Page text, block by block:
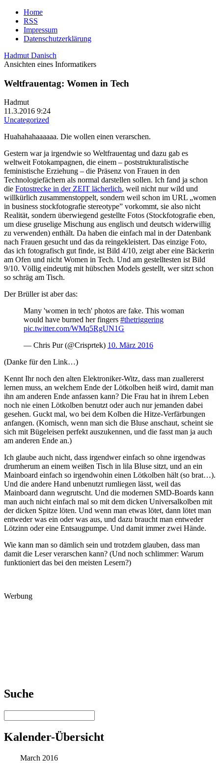
Home
RSS
Impressum
Datenschutzerklärung
Hadmut Danisch
Ansichten eines Informatikers
Weltfrauentag: Women in Tech
Hadmut
11.3.2016 9:24
Uncategorized
Huahahahaaaaaa. Die wollen einen verarschen.
Gestern war ja irgendwie so Weltfrauentag und dazu gab es
weltweit Fotokampagnen, die einem – poststrukturalistische
feministische Erziehung – die Präsenz von Frauen in den
Technologiefächern als normal darstellen sollen. Ich fand ja schon
die Fotostrecke in der ZEIT lächerlich, weil nicht nur wild und
willkürlich zusammenstoppelt, sondern weil schon im URL „women
in business stockfotografie stereotype” vorkommt, sie also nicht
Realität, sondern überwiegend gestellte Fotos (Stockfotografie eben,
um diese gruselige Mischung aus englisch und deutsch widerwillig
zu verwenden) enthält. Da haben die einfach mal in der Datenbank
nach Frauen gesucht und das da reingekleistert. Das einzige Foto,
das ich fotografisch gut finde, ist Bild 4/10, zeigt aber eine Bäckerin
am Ofen und nicht Women in Tech. Und am gestelltesten ist Bild
9/10. Völlig eindeutig mit hübschen Models gestellt, wer sitzt schon
so schräg am Tisch.
Der Brüller ist aber das:
Many 'women in tech' photos are fake. This woman
would have burned her fingers #thetriggering
pic.twitter.com/WMq5RgUN1G
— Chris Pur (@Crisprtek) 10. März 2016
(Danke für den Link…)
Kennt Ihr noch den alten Elektroniker-Witz, dass man zuallererst
lernen muss, an welchem Ende der Lötkolben heiß wird, damit man
ihn am anderen Ende anfassen kann? Die Frau hat in ihrem Leben
noch nie einen Lötkolben benutzt oder auch nur jemanden dabei
gesehen. Guckt mal, wo bei dem Kolben die Hitze-Verfärbungen
anfangen. (Komisch, wenn man sich die Bluse anschaut, scheint sie
sich mit Bügeleisen perfekt auszukennen, und die fasst man ja auch
am anderen Ende an.)
Ich glaube auch nicht, dass irgendwer einfach so ohne irgendwas
drumherum an einem weißen Tisch in lila Bluse sitzt, und an ein
Mainboard einfach so irgendwohin einen Lötkolben hält (so brat…).
Und die andere Hand unbenutzt rumliegen lässt, weil das
Mainboard dann wegrutscht. Und die modernen SMD-Boards kann
man auch nicht einfach mal so mit dem dicken Universalkolben mit
der dicken Spitze löten. Und wenn man etwas lötet, dann lötet man
entweder was ein oder was aus, und dazu braucht man entweder
Lötzinn oder eine Entsaugpumpe. Und damit immer zwei Hände.
Wie kann man so dämlich sein und trotzdem glauben, dass man
damit die Leser verarschen kann? (Und noch schlimmer: Warum
funktioniert das bei den meisten Lesern?)
Werbung
Suche
Kalender-Übersicht
March 2016